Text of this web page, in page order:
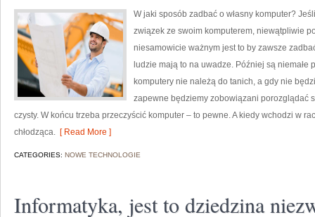
W jaki sposób zadbać o własny komputer?
związek ze swoim komputerem, niewątpliwie
niesamowicie ważnym jest to by zawsze
ludzie mają to na uwadze. Później są niemałe
komputery nie należą do tanich, a gdy nie
zapewne będziemy zobowiązani porozglądać
czysty. W końcu trzeba przeczyścić komputer – to pewne. A kiedy wchodzi w
chłodząca. [ Read More ]
CATEGORIES: NOWE TECHNOLOGIE
Informatyka, jest to dziedzina